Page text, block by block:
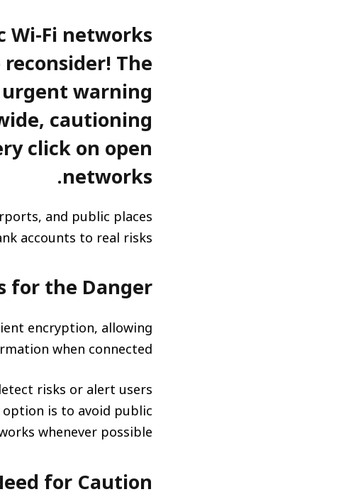
Fi networks
The
urgent warning
cautioning
click on open
networks.
and public places
accounts to real risks.
for the Danger
encryption, allowing
when connected.
risks or alert users
is to avoid public
whenever possible.
for Caution